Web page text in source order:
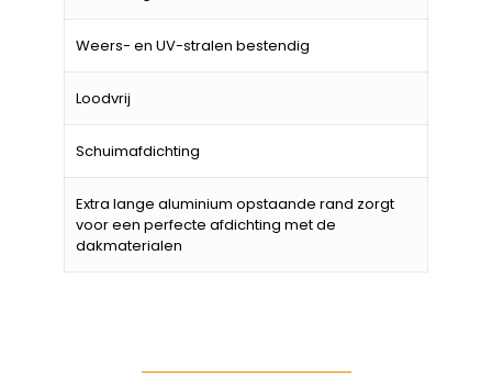
Weers- en UV-stralen bestendig
Loodvrij
Schuimafdichting
Extra lange aluminium opstaande rand zorgt
voor een perfecte afdichting met de
dakmaterialen